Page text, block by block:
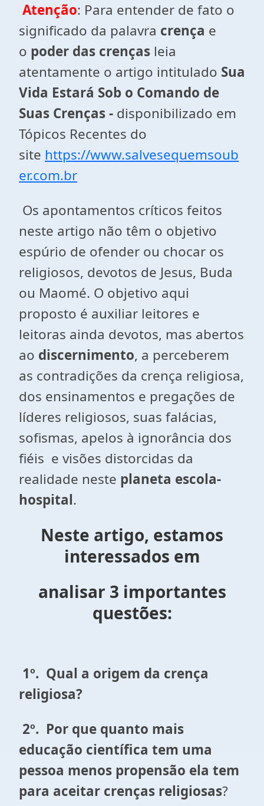
Atenção: Para entender de fato o
significado da palavra crença e
o poder das crenças leia
atentamente o artigo intitulado Sua
Vida Estará Sob o Comando de
Suas Crenças - disponibilizado em
Tópicos Recentes do
site https://www.salvesequemsoub
er.com.br
Os apontamentos críticos feitos
neste artigo não têm o objetivo
espúrio de ofender ou chocar os
religiosos, devotos de Jesus, Buda
ou Maomé. O objetivo aqui
proposto é auxiliar leitores e
leitoras ainda devotos, mas abertos
ao discernimento, a perceberem
as contradições da crença religiosa,
dos ensinamentos e pregações de
líderes religiosos, suas falácias,
sofismas, apelos à ignorância dos
fiéis e visões distorcidas da
realidade neste planeta escola-
hospital.
Neste artigo, estamos
interessados em
analisar 3 importantes
questões:
1º. Qual a origem da crença
religiosa?
2º. Por que quanto mais
educação científica tem uma
pessoa menos propensão ela tem
para aceitar crenças religiosas?